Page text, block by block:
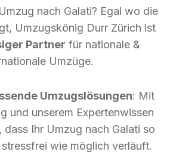
nach Galati? Egal wo die
Umzugskönig Durr Zürich ist
Partner für nationale &
Umzüge.
Umzugslösungen: Mit
und unserem Expertenwissen
dass Ihr Umzug nach Galati so
wie möglich verläuft.